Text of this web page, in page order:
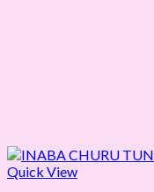
Quick View